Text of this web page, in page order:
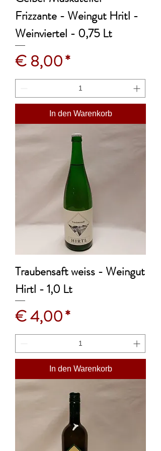
Frizzante - Weingut Hritl -
Weinviertel - 0,75 Lt
Preis
€ 8,00
In den Warenkorb
Traubensaft weiss - Weingut
Hirtl - 1,0 Lt
Preis
€ 4,00
In den Warenkorb